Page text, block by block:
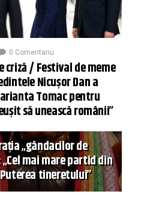
0 Comentariu
criză / Festival de meme
Nicușor Dan a
Tomac pentru
să unească românii”
„gândacilor de
mai mare partid din
tineretului”